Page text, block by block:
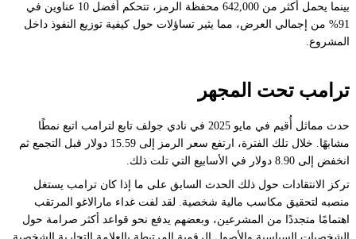
بينما يحمل أكثر من 642,000 محفظة الرمز، تتحكم أفضل 10 عناوين في
91% من إجمالي العرض، مما يثير تساؤلات حول كيفية توزيع النفوذ داخل
المشروع.
ترامب تحت المجهر
حدث مماثل أُقيم في مايو 2025 في نادي جولف تابع لترامب اتبع نمطًا
مشابهًا. خلال تلك الفترة، ارتفع سعر الرمز إلى 15.59 دولار قبل التجمع ثم
انخفض إلى 8.90 دولار في الأسابيع التي تلت ذلك.
تركز الانتقادات حول ذلك الحدث السابق على ما إذا كان ترامب يستغل
منصبه لتحقيق مكاسب مالية شخصية. لقد لفت غداء مارالاغو المرتقب
اهتمامًا متجددًا من المشرعين، وبعضهم يدفع نحو قواعد أكثر صرامة حول